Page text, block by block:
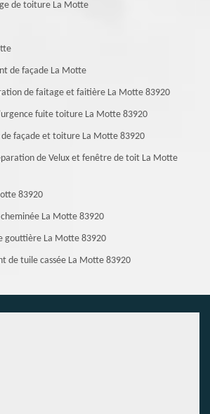
de toiture La Motte
de façade La Motte
de faitage et faitière La Motte 83920
fuite toiture La Motte 83920
façade et toiture La Motte 83920
de Velux et fenêtre de toit La Motte
83920
La Motte 83920
gouttière La Motte 83920
de tuile cassée La Motte 83920